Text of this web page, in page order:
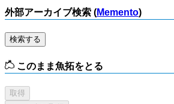
外部アーカイブ検索 (Memento)
検索する
このまま魚拓をとる